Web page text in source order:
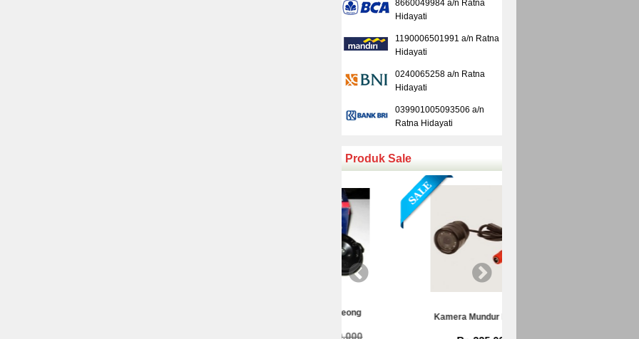
8660049984 a/n Ratna
Hidayati
1190006501991 a/n Ratna
Hidayati
0240065258 a/n Ratna
Hidayati
039901005093506 a/n
Ratna Hidayati
Produk Sale
Kamera Mundur Infrared